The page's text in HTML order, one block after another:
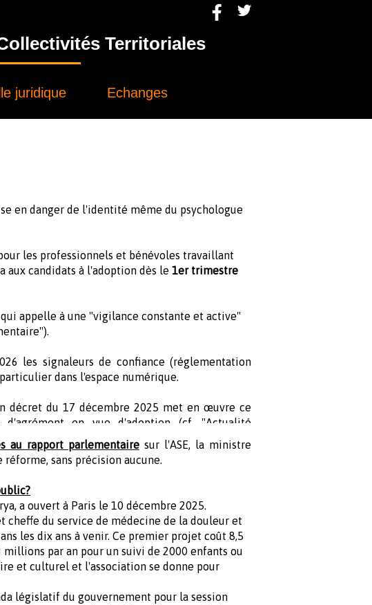
Territoriales
juridique Echanges
en danger de l'identité même du psychologue
les professionnels et bénévoles travaillant
aux candidats à l'adoption dès le 1er trimestre
appelle à une "vigilance constante et active"
les signaleurs de confiance (réglementation
dans l'espace numérique.
décret du 17 décembre 2025 met en œuvre ce
en vue d'adoption (cf. "Actualité
au rapport parlementairesur l'ASE, la ministre
réforme, sans précision aucune.
a ouvert à Paris le 10 décembre 2025.
cheffe du service de médecine de la douleur et
les dix ans à venir. Ce premier projet coût 8,5
par an pour un suivi de 2000 enfants ou
et culturel et l'association se donne pour
législatif du gouvernement pour la session